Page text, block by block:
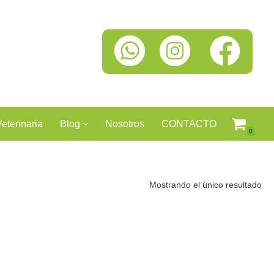
Blog Nosotros CONTACTO
0
Mostrando el único resultado